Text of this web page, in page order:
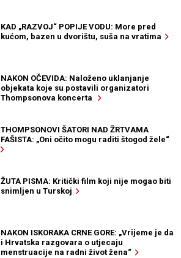
KAD „RAZVOJ“ POPIJE VODU: More pred
kućom, bazen u dvorištu, suša na vratima
NAKON OČEVIDA: Naloženo uklanjanje
objekata koje su postavili organizatori
Thompsonova koncerta
THOMPSONOVI ŠATORI NAD ŽRTVAMA
FAŠISTA: „Oni očito mogu raditi štogod žele“
ŽUTA PISMA: Kritički film koji nije mogao biti
snimljen u Turskoj
NAKON ISKORAKA CRNE GORE: „Vrijeme je da
i Hrvatska razgovara o utjecaju
menstruacije na radni život žena“